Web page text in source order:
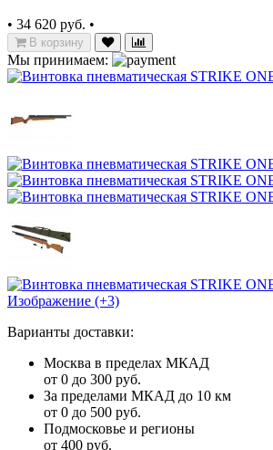
• 34 620 руб. •
В корзину
Мы принимаем:
Изображение (+3)
Варианты доставки:
Москва в пределах МКАД
от 0 до 300 руб.
За пределами МКАД до 10 км
от 0 до 500 руб.
Подмосковье и регионы
от 400 руб.